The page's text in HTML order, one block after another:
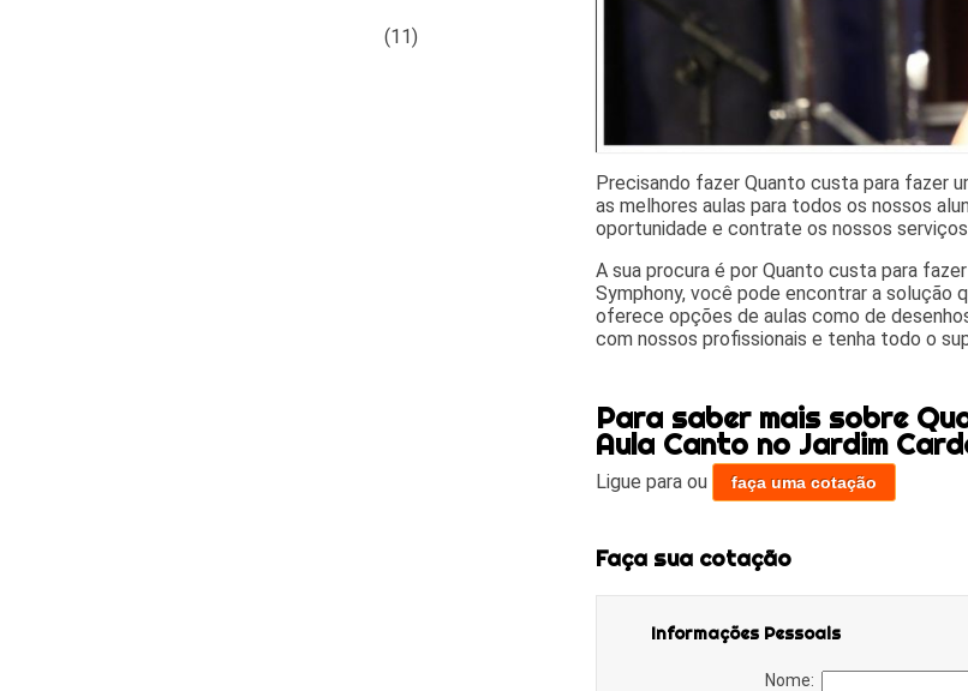
(11)
Precisando fazer Quanto custa para fazer
as melhores aulas para todos os nossos
oportunidade e contrate os nossos
A sua procura é por Quanto custa para
Symphony, você pode encontrar a solução
oferece opções de aulas como de
com nossos profissionais e tenha todo o
Para saber mais sobre
Aula Canto no Jardim
Ligue para ou faça uma cotação
Faça sua cotação
Informações Pessoais
Nome: